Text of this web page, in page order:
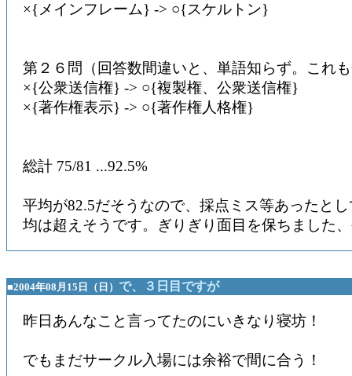
×{メインフレーム} -> ○{スケルトン}
第２６問（回答数間違いと、単語知らず。これ
×{公衆送信権} -> ○{複製権、公衆送信権}
×{著作権表示} -> ○{著作権人格権}
総計 75/81 ...92.5%
平均が82.5だそうなので、採点ミス等あったと
均は超えそうです。ぎりぎり面目を保ちました
■2004年08月15日（日） で、３日目ですが
昨日あんなこと言ってたのにいきなり寝坊！
でもまだサークル入場には余裕で間に合う！